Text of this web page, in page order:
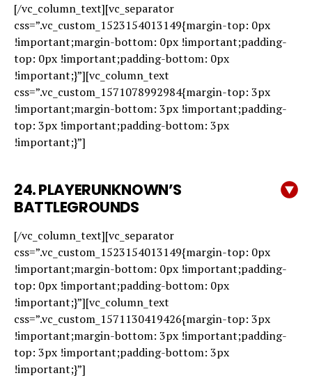
[/vc_column_text][vc_separator
css=”.vc_custom_1523154013149{margin-top: 0px
!important;margin-bottom: 0px !important;padding-
top: 0px !important;padding-bottom: 0px
!important;}”][vc_column_text
css=”.vc_custom_1571078992984{margin-top: 3px
!important;margin-bottom: 3px !important;padding-
top: 3px !important;padding-bottom: 3px
!important;}”]
24.PLAYERUNKNOWN’S
BATTLEGROUNDS
[/vc_column_text][vc_separator
css=”.vc_custom_1523154013149{margin-top: 0px
!important;margin-bottom: 0px !important;padding-
top: 0px !important;padding-bottom: 0px
!important;}”][vc_column_text
css=”.vc_custom_1571130419426{margin-top: 3px
!important;margin-bottom: 3px !important;padding-
top: 3px !important;padding-bottom: 3px
!important;}”]